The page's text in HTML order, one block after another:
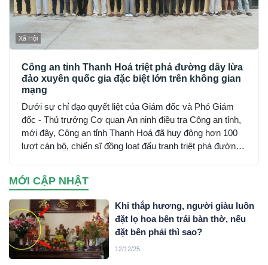
Xã Hội
Công an tỉnh Thanh Hoá triệt phá đường dây lừa
đảo xuyên quốc gia đặc biệt lớn trên không gian
mạng
Dưới sự chỉ đạo quyết liệt của Giám đốc và Phó Giám
đốc - Thủ trưởng Cơ quan An ninh điều tra Công an tỉnh,
mới đây, Công an tỉnh Thanh Hoá đã huy động hơn 100
lượt cán bộ, chiến sĩ đồng loạt đấu tranh triệt phá đường
xuyên quốc gia do đối tượng Mai Văn Tới, sinh năm 2001
trú tại xã Nga Sơn, tỉnh Thanh Hoá cầm đầu…
MỚI CẬP NHẬT
Khi thắp hương, người giàu luôn
đặt lọ hoa bên trái bàn thờ, nếu
đặt bên phải thì sao?
12/12/25